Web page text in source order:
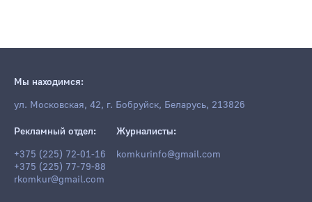
Мы находимся:
ул. Московская, 42, г. Бобруйск, Беларусь, 213826
Рекламный отдел:
+375 (225) 72-01-16
+375 (225) 77-79-88
rkomkur@gmail.com
Журналисты:
komkurinfo@gmail.com